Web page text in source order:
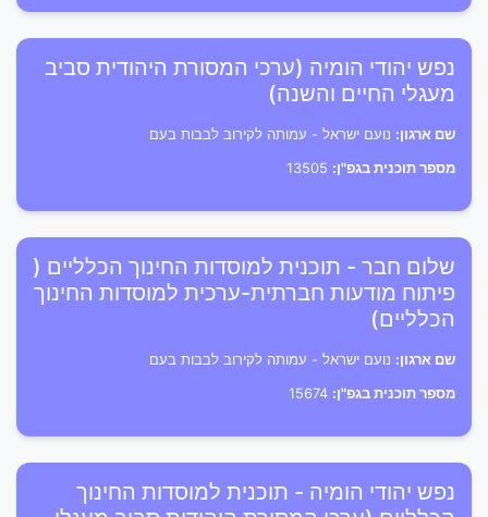
נפש יהודי הומיה (ערכי המסורת היהודית סביב
מעגלי החיים והשנה)
שם ארגון: נועם ישראל - עמותה לקירוב לבבות בעם
מספר תוכנית בגפ"ן:
שלום חבר - תוכנית למוסדות החינוך הכלליים (
פיתוח מודעות חברתית-ערכית למוסדות החינוך
הכלליים)
שם ארגון: נועם ישראל - עמותה לקירוב לבבות בעם
מספר תוכנית בגפ"ן:
נפש יהודי הומיה - תוכנית למוסדות החינוך